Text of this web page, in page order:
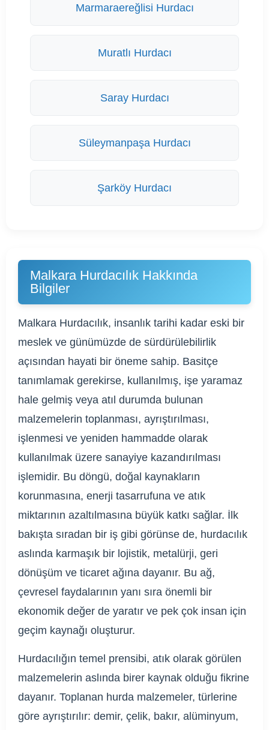
Marmaraereğlisi Hurdacı
Muratlı Hurdacı
Saray Hurdacı
Süleymanpaşa Hurdacı
Şarköy Hurdacı
Malkara Hurdacılık Hakkında
Bilgiler
Malkara Hurdacılık, insanlık tarihi kadar eski bir
meslek ve günümüzde de sürdürülebilirlik
açısından hayati bir öneme sahip. Basitçe
tanımlamak gerekirse, kullanılmış, işe yaramaz
hale gelmiş veya atıl durumda bulunan
malzemelerin toplanması, ayrıştırılması,
işlenmesi ve yeniden hammadde olarak
kullanılmak üzere sanayiye kazandırılması
işlemidir. Bu döngü, doğal kaynakların
korunmasına, enerji tasarrufuna ve atık
miktarının azaltılmasına büyük katkı sağlar. İlk
bakışta sıradan bir iş gibi görünse de, hurdacılık
aslında karmaşık bir lojistik, metalürji, geri
dönüşüm ve ticaret ağına dayanır. Bu ağ,
çevresel faydalarının yanı sıra önemli bir
ekonomik değer de yaratır ve pek çok insan için
geçim kaynağı oluşturur.
Hurdacılığın temel prensibi, atık olarak görülen
malzemelerin aslında birer kaynak olduğu fikrine
dayanır. Toplanan hurda malzemeler, türlerine
göre ayrıştırılır: demir, çelik, bakır, alüminyum,